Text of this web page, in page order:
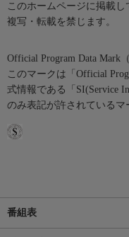
このホームページに掲載
複写・転載を禁じます。
Official Program Data Mark
このマークは「Official
式情報である「SI(Service
のみ表記が許されているマ
番組表